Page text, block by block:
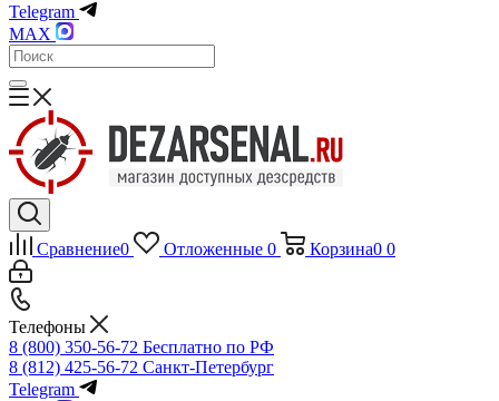
Telegram
MAX
Сравнение0 Отложенные 0 Корзина0 0
Телефоны
8 (800) 350-56-72 Бесплатно по РФ
8 (812) 425-56-72 Санкт-Петербург
Telegram